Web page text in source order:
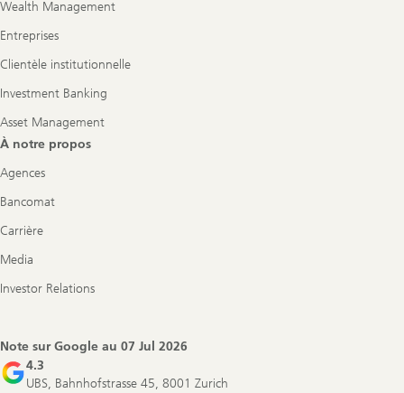
Wealth Management
Entreprises
Clientèle institutionnelle
Investment Banking
Asset Management
À notre propos
Agences
Bancomat
Carrière
Media
Investor Relations
Note sur Google au 07 Jul 2026
4.3
UBS, Bahnhofstrasse 45, 8001 Zurich